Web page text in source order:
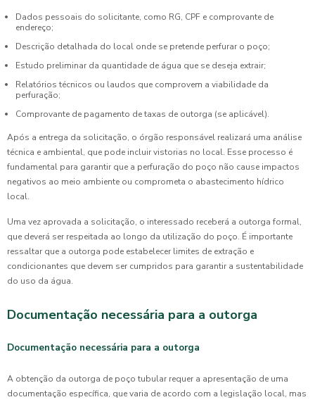
Dados pessoais do solicitante, como RG, CPF e comprovante de
endereço;
Descrição detalhada do local onde se pretende perfurar o poço;
Estudo preliminar da quantidade de água que se deseja extrair;
Relatórios técnicos ou laudos que comprovem a viabilidade da
perfuração;
Comprovante de pagamento de taxas de outorga (se aplicável).
Após a entrega da solicitação, o órgão responsável realizará uma análise
técnica e ambiental, que pode incluir vistorias no local. Esse processo é
fundamental para garantir que a perfuração do poço não cause impactos
negativos ao meio ambiente ou comprometa o abastecimento hídrico
local.
Uma vez aprovada a solicitação, o interessado receberá a outorga formal,
que deverá ser respeitada ao longo da utilização do poço. É importante
ressaltar que a outorga pode estabelecer limites de extração e
condicionantes que devem ser cumpridos para garantir a sustentabilidade
do uso da água.
Documentação necessária para a outorga
Documentação necessária para a outorga
A obtenção da outorga de poço tubular requer a apresentação de uma
documentação específica, que varia de acordo com a legislação local, mas